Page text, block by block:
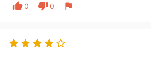
thumb_up 0 thumb_down 0 flag
    